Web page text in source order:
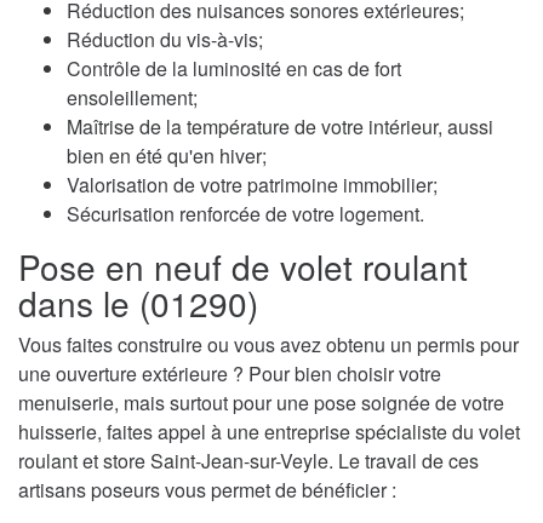
Réduction des nuisances sonores extérieures;
Réduction du vis-à-vis;
Contrôle de la luminosité en cas de fort
ensoleillement;
Maîtrise de la température de votre intérieur, aussi
bien en été qu'en hiver;
Valorisation de votre patrimoine immobilier;
Sécurisation renforcée de votre logement.
Pose en neuf de volet roulant
dans le (01290)
Vous faites construire ou vous avez obtenu un permis pour
une ouverture extérieure ? Pour bien choisir votre
menuiserie, mais surtout pour une pose soignée de votre
huisserie, faites appel à une entreprise spécialiste du volet
roulant et store Saint-Jean-sur-Veyle. Le travail de ces
artisans poseurs vous permet de bénéficier :